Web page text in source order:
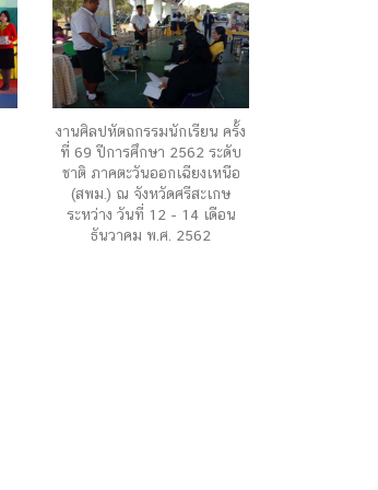
งานศิลปหัตถกรรมนักเรียน ครั้ง
ที่ 69 ปีการศึกษา 2562 ระดับ
ชาติ ภาคตะวันออกเฉียงเหนือ
(สพม.) ณ จังหวัดศรีสะเกษ
ระหว่าง วันที่ 12 - 14 เดือน
ธันวาคม พ.ศ. 2562